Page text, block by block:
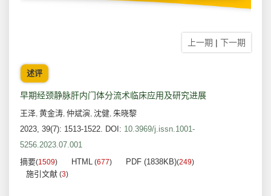
上一期 | 下一期
述评
早期经颈静脉肝内门体分流术临床应用及研究进展
王泽, 黄金涛, 仲斌演, 沈健, 朱晓黎
2023, 39(7): 1513-1522. DOI: 10.3969/j.issn.1001-
5256.2023.07.001
摘要(1509) HTML (677) PDF (1838KB)(249)
施引文献 (3)